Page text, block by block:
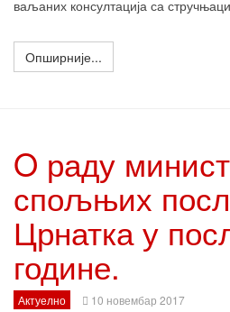
ваљаних консултација са
Опширније...
O раду
спољњих
Црнатка у
године.
Актуелно 10 новембар 2017